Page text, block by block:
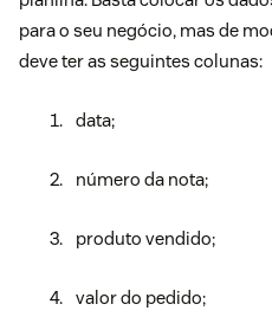
para o seu negócio, mas de
deve ter as seguintes colunas:
data;
número da nota;
produto vendido;
valor do pedido;